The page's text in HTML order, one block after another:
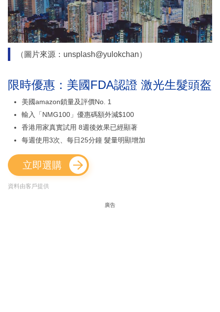
（圖片來源：unsplash@yulokchan）
限時優惠：美國FDA認證 激光生髮頭盔
美國amazon鎖量及評價No. 1
輸入「NMG100」優惠碼額外減$100
香港用家真實試用 8週後效果已經顯著
每週使用3次、每日25分鐘 髮量明顯增加
立即選購
資料由客戶提供
廣告